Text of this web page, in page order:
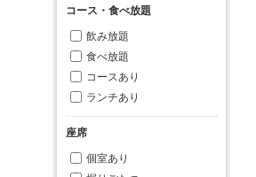
コース・食べ放題
飲み放題
食べ放題
コースあり
ランチあり
座席
個室あり